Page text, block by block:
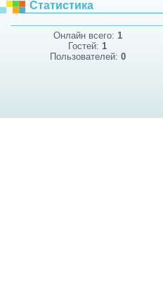
Статистика
Онлайн всего: 1
Гостей:1
Пользователей: 0